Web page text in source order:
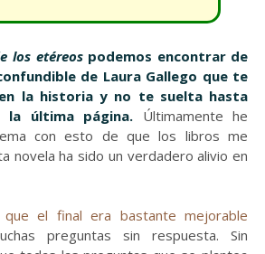
los etéreospodemos encontrar de
de Laura Gallego que te
la historia y no te suelta hasta
la última página. Últimamente he
con esto de que los libros me
novela ha sido un verdadero alivio en
el final era bastante mejorable
preguntas sin respuesta. Sin